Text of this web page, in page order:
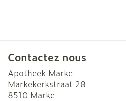
Contactez nous
Apotheek Marke
Markekerkstraat 28
8510 Marke